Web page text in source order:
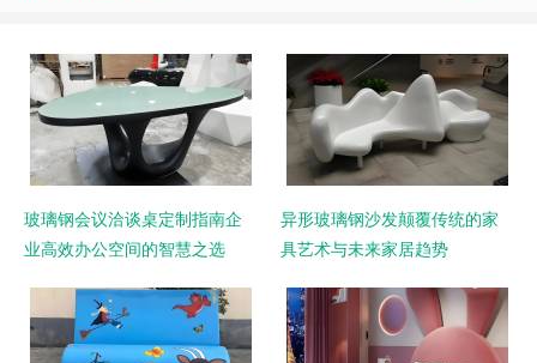
玻璃钢会议洽谈桌定制指南企
业高效办公空间的智慧之选
异形玻璃钢沙发颠覆传统的家
具艺术与未来家居趋势